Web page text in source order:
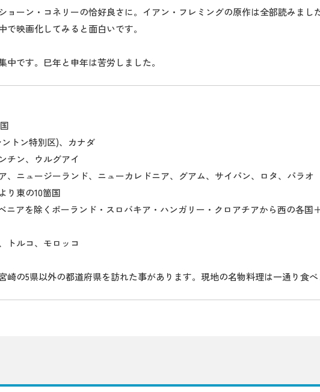
ョーン・コネリーの恰好良さに。イアン・フレミングの原作は全部読みまし
映画化してみると面白いです。
です。巳年と申年は苦労しました。
トン特別区)、カナダ
チン、ウルグアイ
ニュージーランド、ニューカレドニア、グアム、サイパン、ロタ、パラオ
り東の10箇国
アを除くポーランド・スロバキア・ハンガリー・クロアチアから西の各国
トルコ、モロッコ
崎の5県以外の都道府県を訪れた事があります。現地の名物料理は一通り食